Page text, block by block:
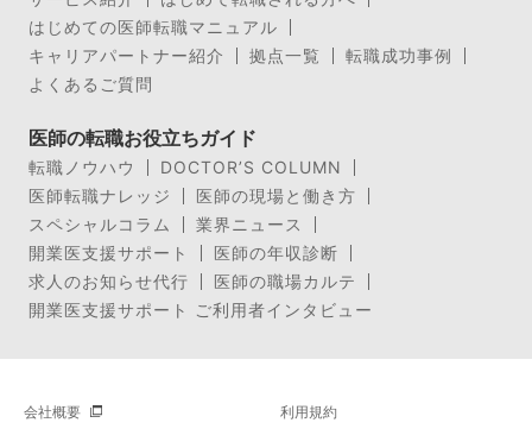
はじめての医師転職マニュアル
キャリアパートナー紹介
拠点一覧
転職成功事例
よくあるご質問
医師の転職お役立ちガイド
転職ノウハウ
DOCTOR’S COLUMN
医師転職ナレッジ
医師の現場と働き方
スペシャルコラム
業界ニュース
開業医支援サポート
医師の年収診断
求人のお知らせ代行
医師の職場カルテ
開業医支援サポート ご利用者インタビュー
会社概要 利用規約